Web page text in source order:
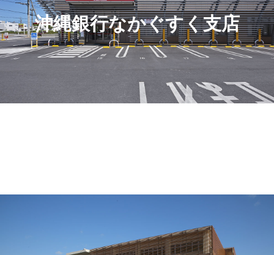
沖縄銀行なかぐすく支店